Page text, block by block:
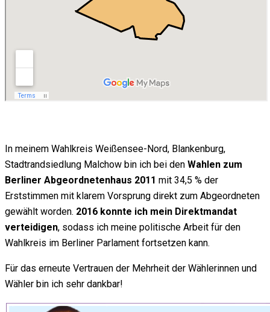
In meinem Wahlkreis Weißensee-Nord, Blankenburg,
Stadtrandsiedlung Malchow bin ich bei den Wahlen zum
Berliner Abgeordnetenhaus 2011 mit 34,5 % der
Erststimmen mit klarem Vorsprung direkt zum Abgeordneten
gewählt worden. 2016 konnte ich mein Direktmandat
verteidigen, sodass ich meine politische Arbeit für den
Wahlkreis im Berliner Parlament fortsetzen kann.
Für das erneute Vertrauen der Mehrheit der Wählerinnen und
Wähler bin ich sehr dankbar!